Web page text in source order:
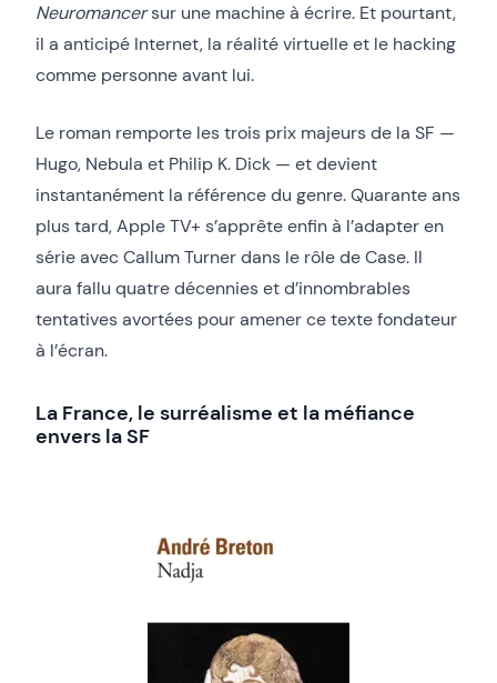
Neuromancersur une machine à écrire. Et pourtant,
il a anticipé Internet, la réalité virtuelle et le hacking
comme personne avant lui.
Le roman remporte les trois prix majeurs de la SF —
Hugo, Nebula et Philip K. Dick — et devient
instantanément la référence du genre. Quarante ans
plus tard, Apple TV+ s’apprête enfin à l’adapter en
série avec Callum Turner dans le rôle de Case. Il
aura fallu quatre décennies et d’innombrables
tentatives avortées pour amener ce texte fondateur
à l’écran.
La France, le surréalisme et la méfiance
envers la SF